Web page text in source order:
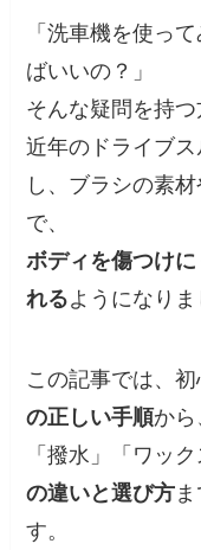
「洗車機を使っ
ばいいの？」
そんな疑問を持つ
近年のドライブ
し、ブラシの素
で、
ボディを傷つけ
れるようになりま
この記事では、
の正しい手順から
「撥水」「ワッ
の違いと選び方
す。